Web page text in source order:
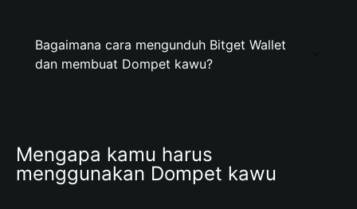
Bagaimana cara mengunduh Bitget Wallet
dan membuat Dompet kawu?
Mengapa kamu harus
menggunakan Dompet kawu